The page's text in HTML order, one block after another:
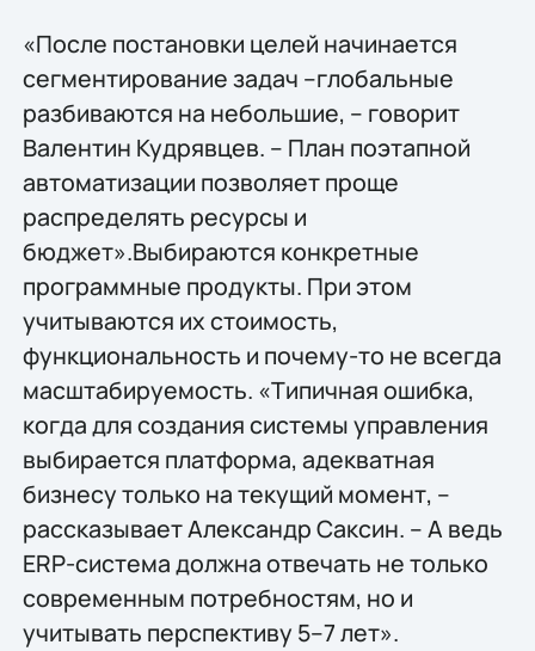
«После постановки целей начинается
сегментирование задач –глобальные
разбиваются на небольшие, – говорит
Валентин Кудрявцев. – План поэтапной
автоматизации позволяет проще
распределять ресурсы и
бюджет».Выбираются конкретные
программные продукты. При этом
учитываются их стоимость,
функциональность и почему-то не всегда
масштабируемость. «Типичная ошибка,
когда для создания системы управления
выбирается платформа, адекватная
бизнесу только на текущий момент, –
рассказывает Александр Саксин. – А ведь
ERP-система должна отвечать не только
современным потребностям, но и
учитывать перспективу 5–7 лет».